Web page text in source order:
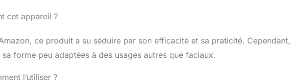
cet appareil ?
ce produit a su séduire par son efficacité et sa praticité. Cependant,
forme peu adaptées à des usages autres que faciaux.
l’utiliser ?